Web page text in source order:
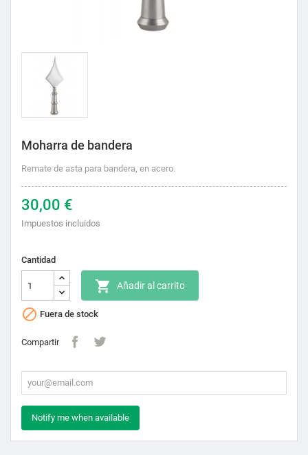
Moharra de bandera
Remate de asta para bandera, en acero.
30,00 €
Impuestos incluidos
Cantidad
 Añadir al carrito
 Fuera de stock
Compartir
Notify me when available